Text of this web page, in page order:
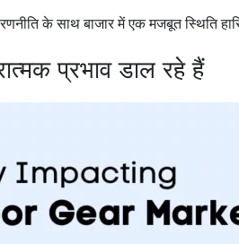
के साथ बाजार में एक मजबूत स्थिति
प्रभाव डाल रहे हैं